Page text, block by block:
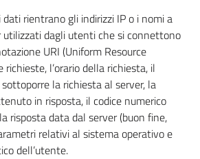
rientrano gli indirizzi IP o i nomi a
utilizzati dagli utenti che si connettono
URI (Uniform Resource
l’orario della richiesta, il
la richiesta al server, la
in risposta, il codice numerico
risposta data dal server (buon fine,
relativi al sistema operativo e
dell’utente.